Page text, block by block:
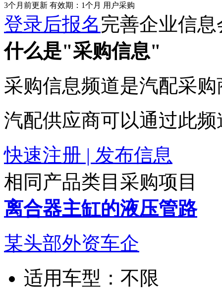
3个月前更新 有效期：1个月 用户采购
登录后报名完善企业信
什么是"采购信息"
采购信息频道是汽配采
汽配供应商可以通过此
快速注册 | 发布信息
相同产品类目采购项目
离合器主缸的液压管路
某头部外资车企
适用车型： 不限